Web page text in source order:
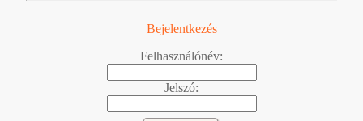
Bejelentkezés
Felhasználónév:
Jelszó: